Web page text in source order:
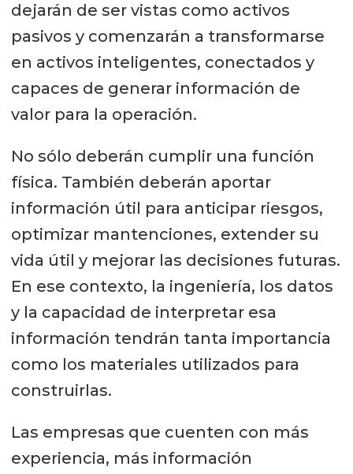
dejarán de ser vistas como activos
pasivos y comenzarán a transformarse
en activos inteligentes, conectados y
capaces de generar información de
valor para la operación.
No sólo deberán cumplir una función
física. También deberán aportar
información útil para anticipar riesgos,
optimizar mantenciones, extender su
vida útil y mejorar las decisiones futuras.
En ese contexto, la ingeniería, los datos
y la capacidad de interpretar esa
información tendrán tanta importancia
como los materiales utilizados para
construirlas.
Las empresas que cuenten con más
experiencia, más información